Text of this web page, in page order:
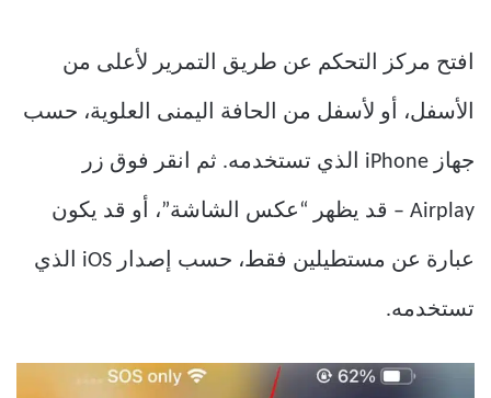
افتح مركز التحكم عن طريق التمرير لأعلى من
الأسفل، أو لأسفل من الحافة اليمنى العلوية، حسب
جهاز iPhone الذي تستخدمه. ثم انقر فوق زر
Airplay – قد يظهر “عكس الشاشة”، أو قد يكون
عبارة عن مستطيلين فقط، حسب إصدار iOS الذي
تستخدمه.